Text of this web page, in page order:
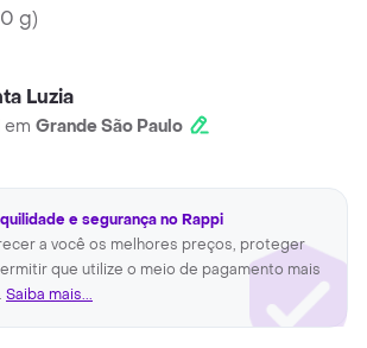
g)
Luzia
em Grande São Paulo
e segurança no Rappi
a você os melhores preços, proteger
que utilize o meio de pagamento mais
Saiba mais...